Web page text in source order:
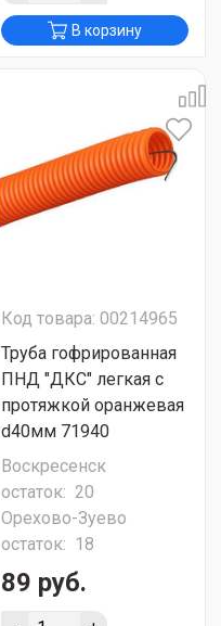
В корзину
Код товара: 00214965
Труба гофрированная
ПНД "ДКС" легкая с
протяжкой оранжевая
d40мм 71940
Воскресенск
остаток: 20
Орехово-Зуево
остаток: 18
89 руб.